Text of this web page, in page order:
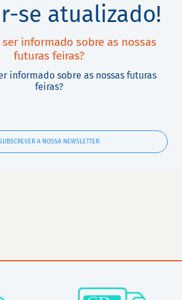
se atualizado!
informado sobre as nossas
futuras feiras?
informado sobre as nossas futuras
feiras?
A NOSSA NEWSLETTER